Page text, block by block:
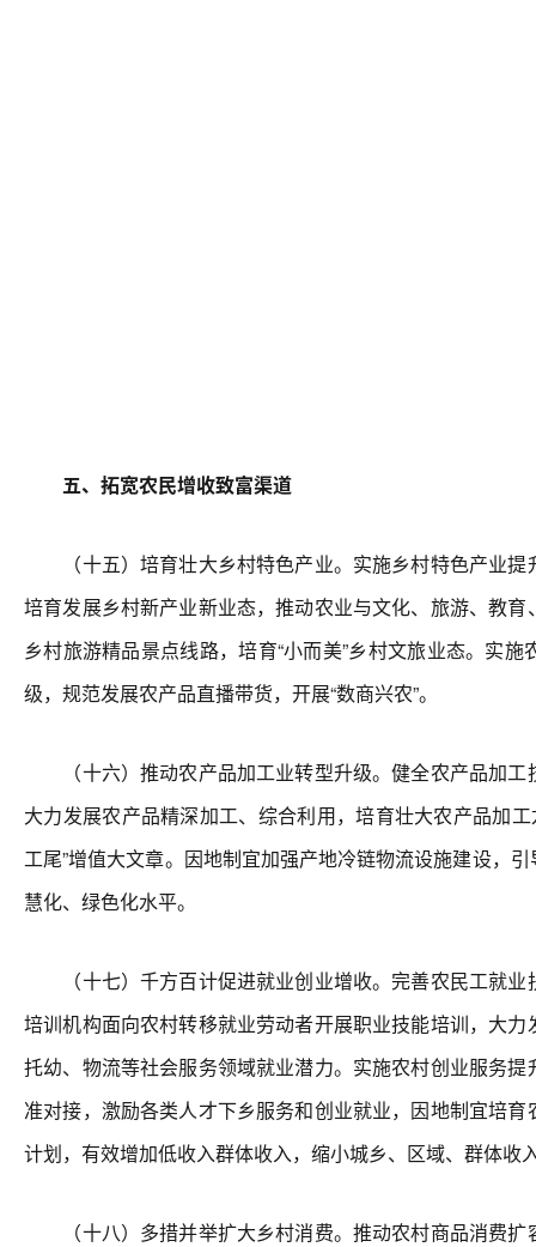
五、拓宽农民增收致富渠道
（十五）培育壮大乡村特色产业。实施乡村特色产业提
培育发展乡村新产业新业态，推动农业与文化、旅游、教
乡村旅游精品景点线路，培育“小而美”乡村文旅业态。实
级，规范发展农产品直播带货，开展“数商兴农”。
（十六）推动农产品加工业转型升级。健全农产品加工
大力发展农产品精深加工、综合利用，培育壮大农产品加工
工尾”增值大文章。因地制宜加强产地冷链物流设施建设，
慧化、绿色化水平。
（十七）千方百计促进就业创业增收。完善农民工就业
培训机构面向农村转移就业劳动者开展职业技能培训，大
托幼、物流等社会服务领域就业潜力。实施农村创业服务
准对接，激励各类人才下乡服务和创业就业，因地制宜培
计划，有效增加低收入群体收入，缩小城乡、区域、群体收
（十八）多措并举扩大乡村消费。推动农村商品消费扩